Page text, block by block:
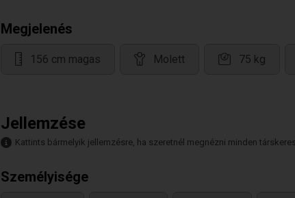
Megjelenés
156 cm magas Molett 75 kg
Jellemzése
Kattints bármelyik jellemzésre, ha szeretnél megnézni minden
Személyisége